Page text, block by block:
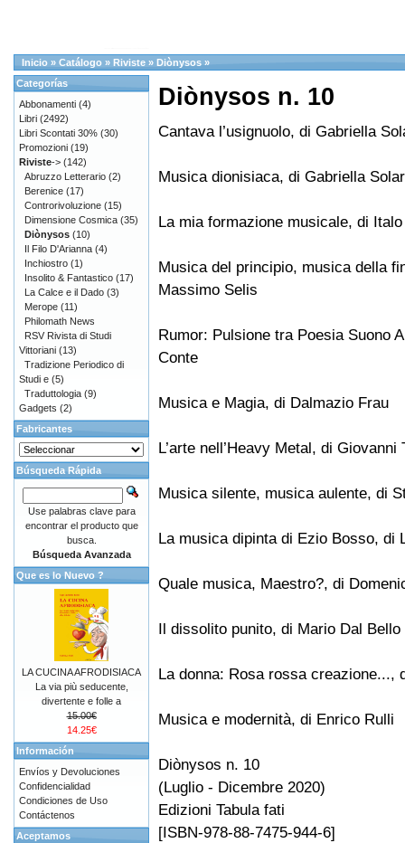
Inicio » Catálogo » Riviste » Diònysos »
Diònysos n. 10
Cantava l’usignuolo, di Gabriella
Musica dionisiaca, di Gabriella
La mia formazione musicale, di
Musica del principio, musica della
Massimo Selis
Rumor: Pulsione tra Poesia Suono
Conte
Musica e Magia, di Dalmazio Frau
L’arte nell’Heavy Metal, di Giovanni
Musica silente, musica aulente, di
La musica dipinta di Ezio Bosso, di
Quale musica, Maestro?, di
Il dissolito punito, di Mario Dal Bello
La donna: Rosa rossa creazione...,
Musica e modernità, di Enrico Rulli
Diònysos n. 10
(Luglio - Dicembre 2020)
Edizioni Tabula fati
[ISBN-978-88-7475-944-6]
Categorías
Abbonamenti (4)
Libri (2492)
Libri Scontati 30% (30)
Promozioni (19)
Riviste-> (142)
Abruzzo Letterario (2)
Berenice (17)
Controrivoluzione (15)
Dimensione Cosmica (35)
Diònysos (10)
Il Filo D'Arianna (4)
Inchiostro (1)
Insolito & Fantastico (17)
La Calce e il Dado (3)
Merope (11)
Philomath News
RSV Rivista di Studi
Vittoriani (13)
Tradizione Periodico di
Studi e (5)
Traduttologia (9)
Gadgets (2)
Fabricantes
Búsqueda Rápida
Use palabras clave para
encontrar el producto que
busca.
Búsqueda Avanzada
Que es lo Nuevo ?
LA CUCINA AFRODISIACA
La via più seducente,
divertente e folle a
15.00€
14.25€
Información
Envíos y Devoluciones
Confidencialidad
Condiciones de Uso
Contáctenos
Aceptamos